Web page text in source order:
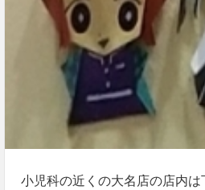
小児科の近くの大名店の店内